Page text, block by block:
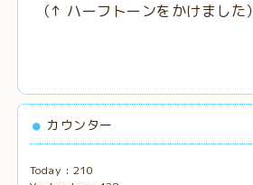
（↑ ハーフトーンをかけました）
カウンター
Today : 210